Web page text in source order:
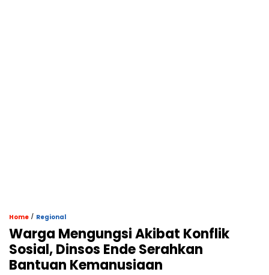
Home / Regional
Warga Mengungsi Akibat Konflik
Sosial, Dinsos Ende Serahkan
Bantuan Kemanusiaan